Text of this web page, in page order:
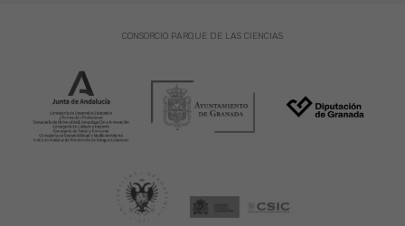
CONSORCIO PARQUE DE LAS CIENCIAS